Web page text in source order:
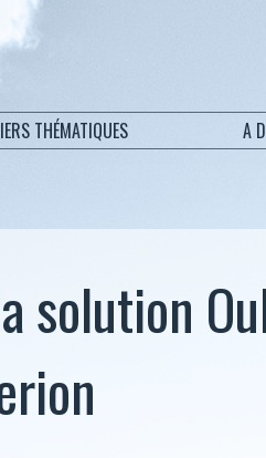
THÉMATIQUES A
solution